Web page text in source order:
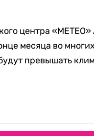
центра
месяца во
превышать